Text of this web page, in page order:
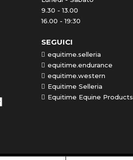
9.30 - 13.00
16.00 - 19:30
SEGUICI
equitime.selleria
equitime.endurance
equitime.western
Equitime Selleria
Equitime Equine Products